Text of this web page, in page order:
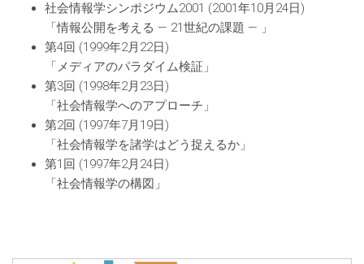
社会情報学シンポジウム2001 (2001年10月24日)
「情報公開を考える ― 21世紀の課題 ― 」
第4回 (1999年2月22日)
「メディアのパラダイム検証」
第3回 (1998年2月23日)
「社会情報学へのアプローチ」
第2回 (1997年7月19日)
「社会情報学を諸学はどう捉えるか」
第1回 (1997年2月24日)
「社会情報学の構図」